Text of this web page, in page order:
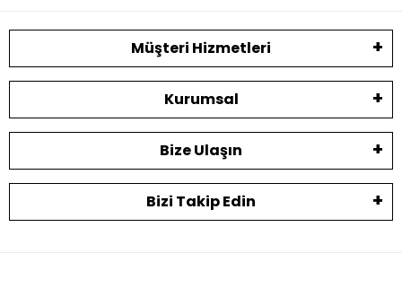
Müşteri Hizmetleri
Kurumsal
Bize Ulaşın
Bizi Takip Edin